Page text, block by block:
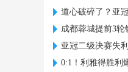
道心破碎了？亚
成都蓉城提前3轮
亚冠二级决赛失
0:1！利雅得胜利